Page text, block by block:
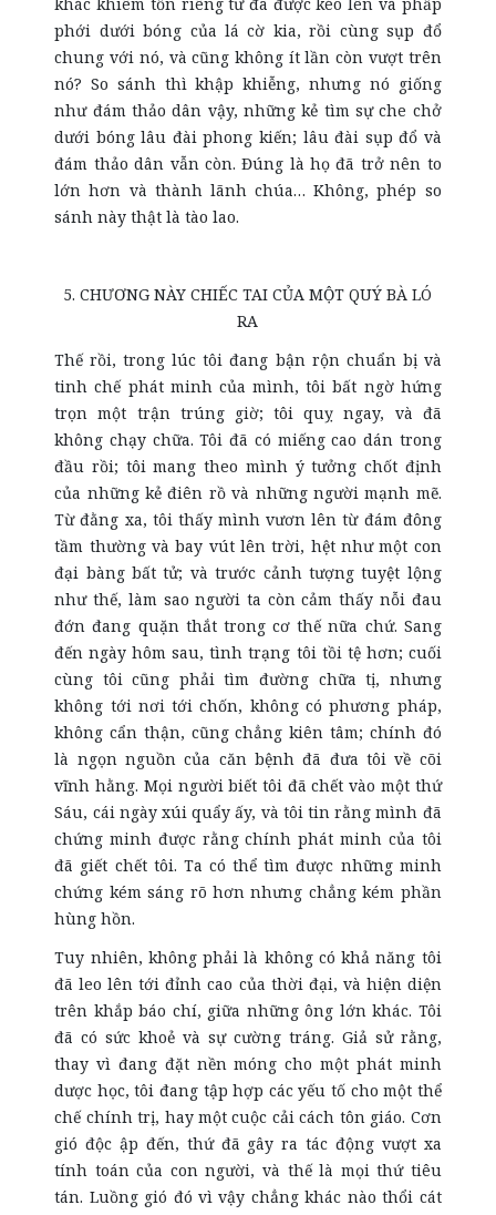
phới dưới bóng của lá cờ kia, rồi cùng sụp đổ
chung với nó, và cũng không ít lần còn vượt trên
nó? So sánh thì khập khiễng, nhưng nó giống
như đám thảo dân vậy, những kẻ tìm sự che chở
dưới bóng lâu đài phong kiến; lâu đài sụp đổ và
đám thảo dân vẫn còn. Đúng là họ đã trở nên to
lớn hơn và thành lãnh chúa… Không, phép so
sánh này thật là tào lao.
5. CHƯƠNG NÀY CHIẾC TAI CỦA MỘT QUÝ BÀ LÓ
RA
Thế rồi, trong lúc tôi đang bận rộn chuẩn bị và
tinh chế phát minh của mình, tôi bất ngờ hứng
trọn một trận trúng giờ; tôi quỵ ngay, và đã
không chạy chữa. Tôi đã có miếng cao dán trong
đầu rồi; tôi mang theo mình ý tưởng chốt định
của những kẻ điên rồ và những người mạnh mẽ.
Từ đằng xa, tôi thấy mình vươn lên từ đám đông
tầm thường và bay vút lên trời, hệt như một con
đại bàng bất tử; và trước cảnh tượng tuyệt lộng
như thế, làm sao người ta còn cảm thấy nỗi đau
đớn đang quặn thắt trong cơ thế nữa chứ. Sang
đến ngày hôm sau, tình trạng tôi tồi tệ hơn; cuối
cùng tôi cũng phải tìm đường chữa tị, nhưng
không tới nơi tới chốn, không có phương pháp,
không cẩn thận, cũng chẳng kiên tâm; chính đó
là ngọn nguồn của căn bệnh đã đưa tôi về cõi
vĩnh hằng. Mọi người biết tôi đã chết vào một thứ
Sáu, cái ngày xúi quẩy ấy, và tôi tin rằng mình đã
chứng minh được rằng chính phát minh của tôi
đã giết chết tôi. Ta có thể tìm được những minh
chứng kém sáng rõ hơn nhưng chẳng kém phần
hùng hồn.
Tuy nhiên, không phải là không có khả năng tôi
đã leo lên tới đỉnh cao của thời đại, và hiện diện
trên khắp báo chí, giữa những ông lớn khác. Tôi
đã có sức khoẻ và sự cường tráng. Giả sử rằng,
thay vì đang đặt nền móng cho một phát minh
dược học, tôi đang tập hợp các yếu tố cho một thể
chế chính trị, hay một cuộc cải cách tôn giáo. Cơn
gió độc ập đến, thứ đã gây ra tác động vượt xa
tính toán của con người, và thế là mọi thứ tiêu
tán. Luồng gió đó vì vậy chẳng khác nào thổi cát